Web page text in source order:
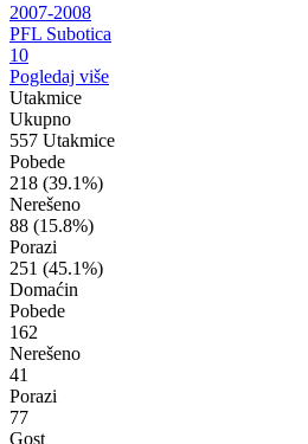
2007-2008
PFL Subotica
10
Pogledaj više
Utakmice
Ukupno
557 Utakmice
Pobede
218 (39.1%)
Nerešeno
88 (15.8%)
Porazi
251 (45.1%)
Domaćin
Pobede
162
Nerešeno
41
Porazi
77
Gost